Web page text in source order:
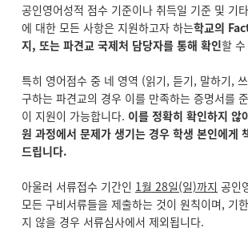
공인영어성적 점수 기준이나 취득일 기준 및 기
에 대한 모든 사항은 지원하고자 하는학교의
지, 또는 파견교 국제처 담당자를 통해 확인할
특히 영어점수 중 네 영역 (읽기, 듣기, 말하기,
구하는 파견교의 경우 이를 만족하는 증명서를
이 지원이 가능합니다. 이를 정확히 확인하지 않
원 과정에서 문제가 생기는 경우 학생 본인에게
드립니다.
아울러 서류접수 기간인 1월 28일(일)까지 공인
모든 구비서류들을 제출하는 것이 원칙이며, 기
지 않을 경우 서류심사에서 제외됩니다.